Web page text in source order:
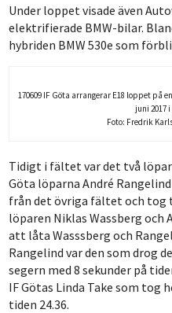
Under loppet visade även
elektrifierade BMW-bilar.
hybriden BMW 530e som
170609 IF Göta arrangerar E18 loppet på
juni 2017
Foto: Fredrik
Tidigt i fältet var det två
Göta löparna André
från det övriga fältet och
löparen Niklas Wassberg
att låta Wasssberg och
Rangelind var den som drog
segern med 8 sekunder på
IF Götas Linda Take som tog
tiden 24.36.